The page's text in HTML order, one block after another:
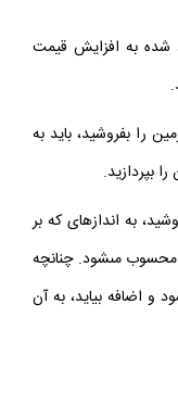
شده به افزايش قيمت
را بفروشيد، بايد به
بپردازيد.
به اندازه‏اى كه بر
مى‏شود. چنانچه
و اضافه بيايد، به آن